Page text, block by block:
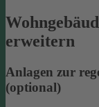
erweitern
Anlagen zur
(optional)